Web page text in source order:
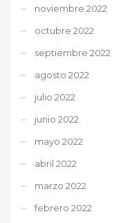
noviembre 2022
octubre 2022
septiembre 2022
agosto 2022
julio 2022
junio 2022
mayo 2022
abril 2022
marzo 2022
febrero 2022